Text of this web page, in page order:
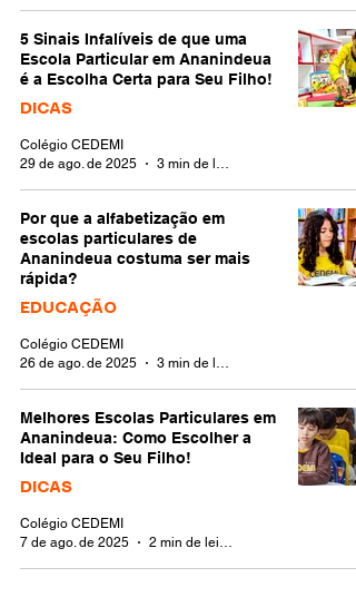
5 Sinais Infalíveis de que uma
Escola Particular em Ananindeua
é a Escolha Certa para Seu Filho!
DICAS
Colégio CEDEMI
29 de ago. de 2025
Por que a alfabetização em
escolas particulares de
Ananindeua costuma ser mais
rápida?
EDUCAÇÃO
Colégio CEDEMI
26 de ago. de 2025
Melhores Escolas Particulares em
Ananindeua: Como Escolher a
Ideal para o Seu Filho!
DICAS
Colégio CEDEMI
7 de ago. de 2025